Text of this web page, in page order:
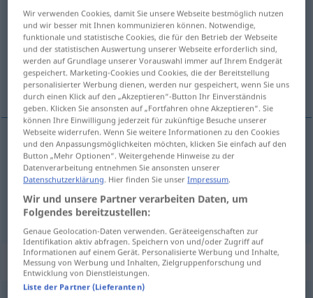
bald
Übersicht aller Übersetzungen
(Für mehr Details die Übersetzung anklicken/antippen)
もうすぐ, 間もなく
もうすぐ[mō sugu] bald
[mamonaku]
Beispielsätze für "bald"
Wir verwenden Cookies, damit Sie unsere Webseite bestmöglich nutzen
und wir besser mit Ihnen kommunizieren können. Notwendige,
funktionale und statistische Cookies, die für den Betrieb der Webseite
und der statistischen Auswertung unserer Webseite erforderlich sind,
werden auf Grundlage unserer Vorauswahl immer auf Ihrem Endgerät
gespeichert. Marketing-Cookies und Cookies, die der Bereitstellung
personalisierter Werbung dienen, werden nur gespeichert, wenn Sie uns
durch einen Klick auf den „Akzeptieren“-Button Ihr Einverständnis
geben. Klicken Sie ansonsten auf „Fortfahren ohne Akzeptieren“. Sie
können Ihre Einwilligung jederzeit für zukünftige Besuche unserer
Webseite widerrufen. Wenn Sie weitere Informationen zu den Cookies
und den Anpassungsmöglichkeiten möchten, klicken Sie einfach auf den
Button „Mehr Optionen“. Weitergehende Hinweise zu der
Datenverarbeitung entnehmen Sie ansonsten unserer
Datenschutzerklärung. Hier finden Sie unserImpressum.
Wir und unsere Partner verarbeiten Daten, um
Folgendes bereitzustellen:
Genaue Geolocation-Daten verwenden. Geräteeigenschaften zur
Identifikation aktiv abfragen. Speichern von und/oder Zugriff auf
Informationen auf einem Gerät. Personalisierte Werbung und Inhalte,
Messung von Werbung und Inhalten, Zielgruppenforschung und
Entwicklung von Dienstleistungen.
Liste der Partner (Lieferanten)